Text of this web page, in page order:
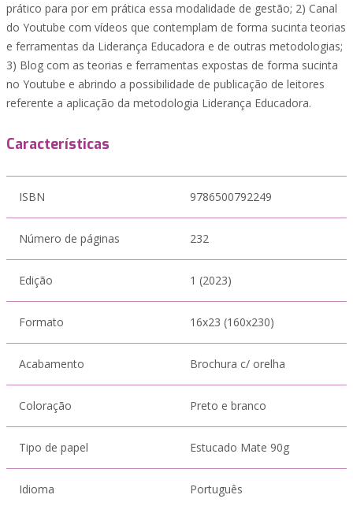
prático para por em prática essa modalidade de gestão; 2) Canal
do Youtube com vídeos que contemplam de forma sucinta teorias
e ferramentas da Liderança Educadora e de outras metodologias;
3) Blog com as teorias e ferramentas expostas de forma sucinta
no Youtube e abrindo a possibilidade de publicação de leitores
referente a aplicação da metodologia Liderança Educadora.
Características
ISBN 9786500792249
Número de páginas 232
Edição 1 (2023)
Formato 16x23 (160x230)
Acabamento Brochura c/ orelha
Coloração Preto e branco
Tipo de papel Estucado Mate 90g
Idioma Português